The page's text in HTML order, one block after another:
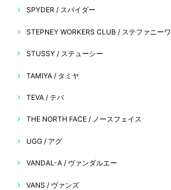
SPYDER / スパイダー
STEPNEY WORKERS CLUB / ステファニーワ
STUSSY / ステューシー
TAMIYA / タミヤ
TEVA / テバ
THE NORTH FACE / ノースフェイス
UGG / アグ
VANDAL-A / ヴァンダルエー
VANS / ヴァンズ